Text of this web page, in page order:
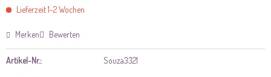
Lieferzeit 1-2 Wochen
Merken Bewerten
Artikel-Nr.: Souza3321